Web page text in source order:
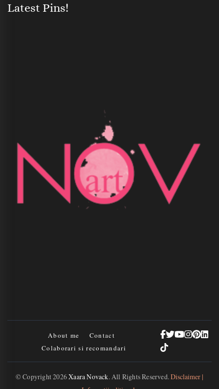
Latest Pins!
About me
Contact
Colaborari si recomandari
© Copyright 2026Xaara Novack. All Rights Reserved.Disclaimer |